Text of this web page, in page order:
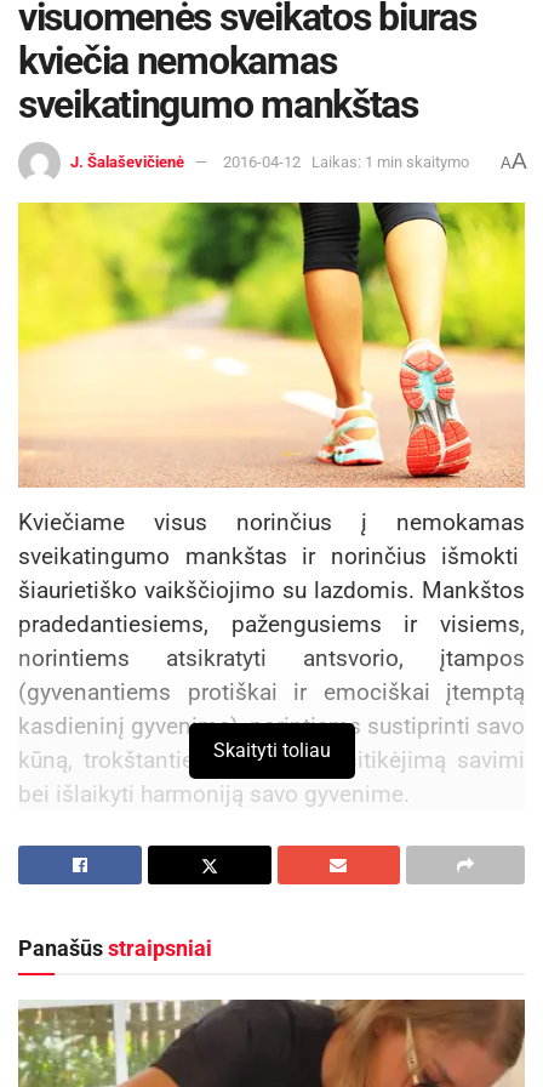
visuomenės sveikatos biuras
kviečia nemokamas
sveikatingumo mankštas
J. Šalaševičienė 2016-04-12 Laikas: 1 min skaitymo AA
Kviečiame visus norinčius į nemokamas
sveikatingumo mankštas ir norinčius išmokti
šiaurietiško vaikščiojimo su lazdomis. Mankštos
pradedantiesiems, pažengusiems ir visiems,
norintiems atsikratyti antsvorio, įtampos
(gyvenantiems protiškai ir emociškai įtemptą
kasdieninį gyvenimą), norintiems sustiprinti savo
kūną, trokštantiems atgauti pasitikėjimą savimi
bei išlaikyti harmoniją savo gyvenime.
Laikas:
šventėje Bauskėje iškovojo 12 medalių
2026-08-10
Tarptautinis vargonų muzikos festivalis „Cantus
Skaityti toliau
Panašūsstraipsniai